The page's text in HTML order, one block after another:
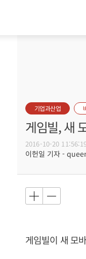
기업과산업
게임빌, 새
2016-10-20
이헌일 기자 -
게임빌이 새 모